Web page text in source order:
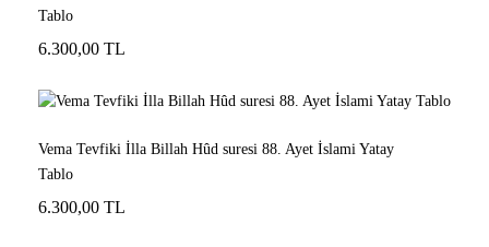
Tablo
6.300,00 TL
Vema Tevfiki İlla Billah Hûd suresi 88. Ayet İslami Yatay
Tablo
6.300,00 TL